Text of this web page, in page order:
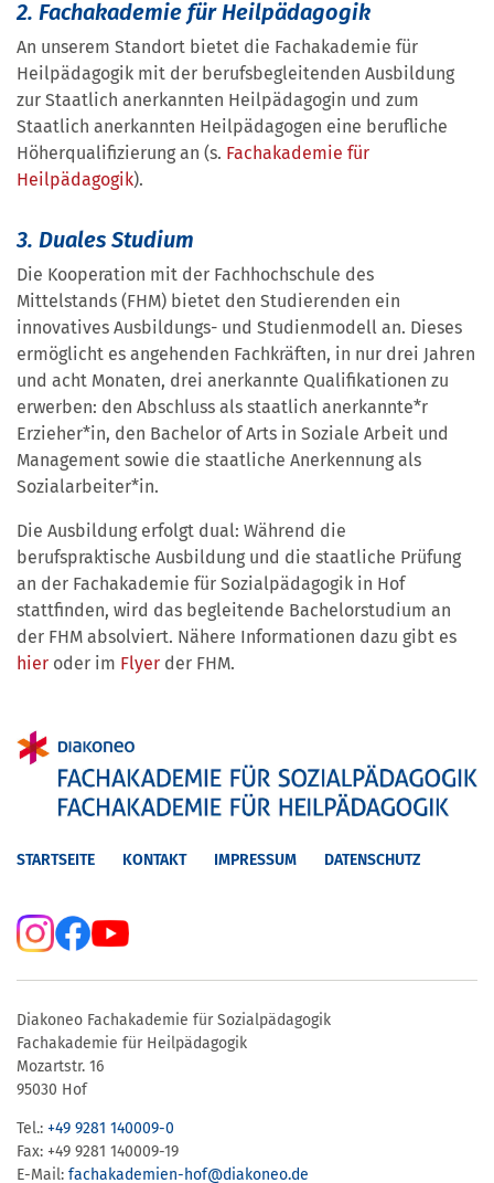
2. Fachakademie für Heilpädagogik
An unserem Standort bietet die Fachakademie für
Heilpädagogik mit der berufsbegleitenden Ausbildung
zur Staatlich anerkannten Heilpädagogin und zum
Staatlich anerkannten Heilpädagogen eine berufliche
Höherqualifizierung an (s. Fachakademie für
Heilpädagogik).
3. Duales Studium
Die Kooperation mit der Fachhochschule des
Mittelstands (FHM) bietet den Studierenden ein
innovatives Ausbildungs- und Studienmodell an. Dieses
ermöglicht es angehenden Fachkräften, in nur drei Jahren
und acht Monaten, drei anerkannte Qualifikationen zu
erwerben: den Abschluss als staatlich anerkannte*r
Erzieher*in, den Bachelor of Arts in Soziale Arbeit und
Management sowie die staatliche Anerkennung als
Sozialarbeiter*in.
Die Ausbildung erfolgt dual: Während die
berufspraktische Ausbildung und die staatliche Prüfung
an der Fachakademie für Sozialpädagogik in Hof
stattfinden, wird das begleitende Bachelorstudium an
der FHM absolviert. Nähere Informationen dazu gibt es
hier oder im Flyer der FHM.
STARTSEITE KONTAKT IMPRESSUM DATENSCHUTZ
Diakoneo Fachakademie für Sozialpädagogik
Fachakademie für Heilpädagogik
Mozartstr. 16
95030 Hof
Tel.: +49 9281 140009-0
Fax: +49 9281 140009-19
E-Mail: fachakademien-hof@diakoneo.de